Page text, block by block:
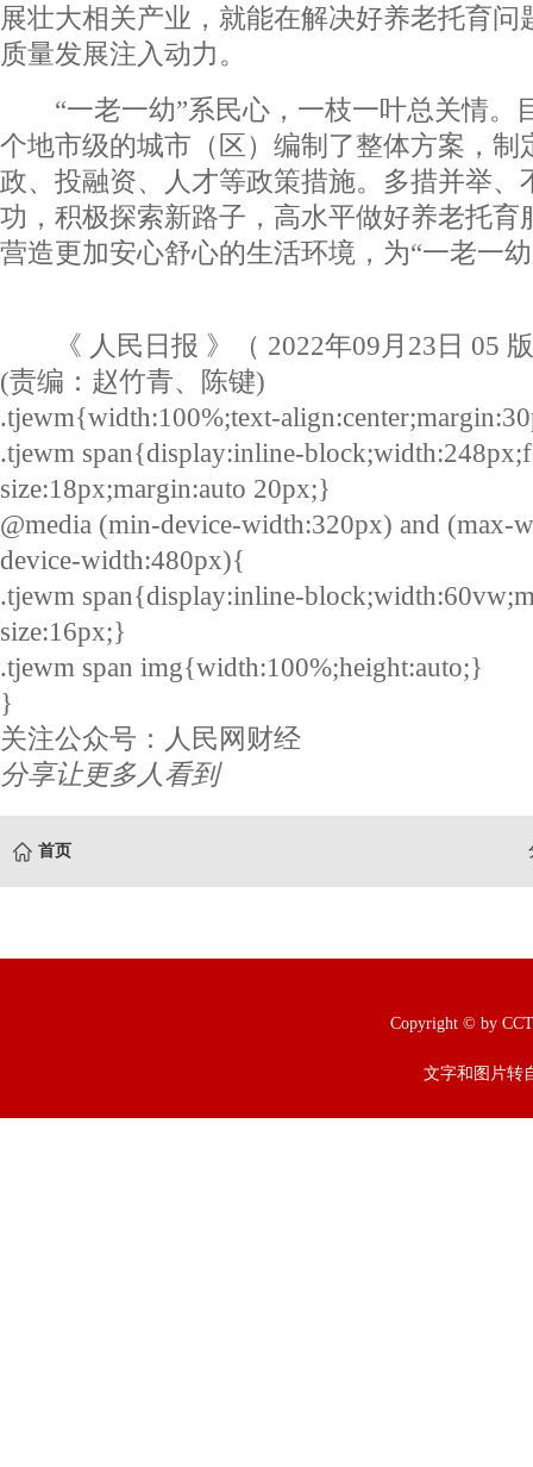
展壮大相关产业，就能在解决好养老托育问
质量发展注入动力。
“一老一幼”系民心，一枝一叶总关情。
个地市级的城市（区）编制了整体方案，制
政、投融资、人才等政策措施。多措并举、
功，积极探索新路子，高水平做好养老托育
营造更加安心舒心的生活环境，为“一老一
《 人民日报 》（ 2022年09月23日 05
(责编：赵竹青、陈键)
.tjewm{width:100%;text-
.tjewm span{display:inline-
size:18px;margin:auto 20px;}
@media (min-device-width:320px) and (max-
device-width:480px){
.tjewm span{display:inline-
size:16px;}
.tjewm span img{width:100%;height:auto;}
}
关注公众号：人民网财经
分享让更多人看到
首页
Copyright © by
文字和图片转